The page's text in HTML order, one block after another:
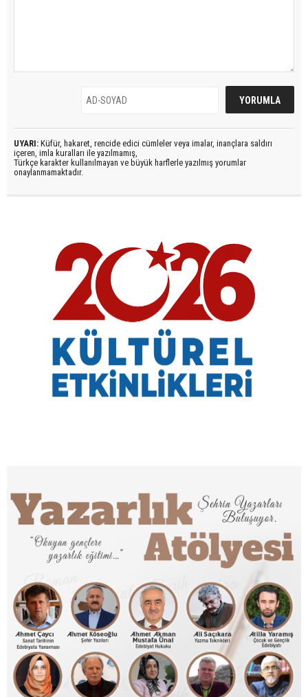
UYARI: Küfür, hakaret, rencide edici cümleler veya imalar, inançlara saldırı
içeren, imla kuralları ile yazılmamış,
Türkçe karakter kullanılmayan ve büyük harflerle yazılmış yorumlar
onaylanmamaktadır.